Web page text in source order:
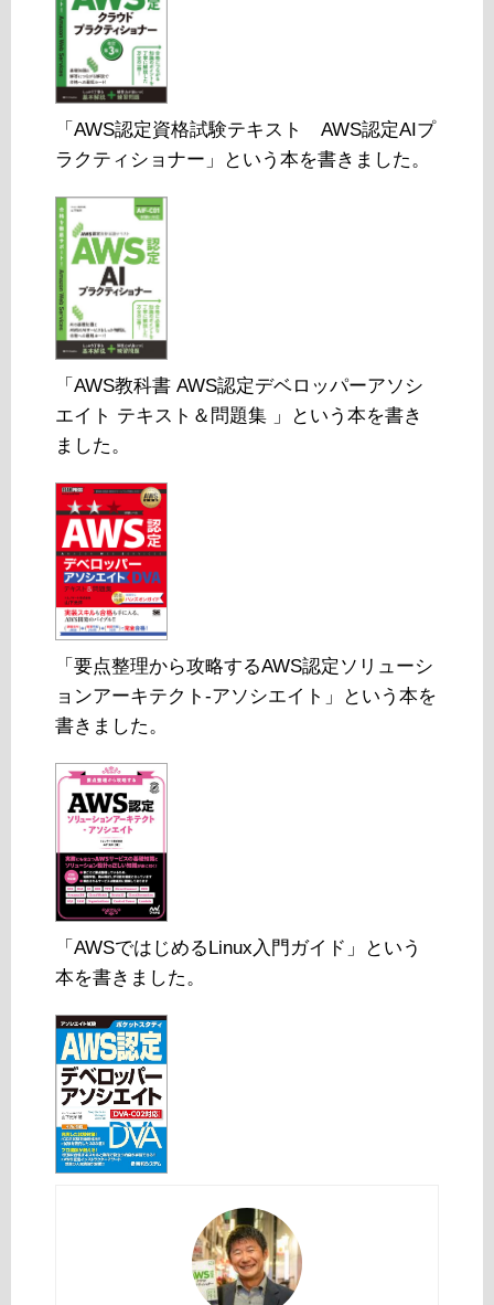
「AWS認定資格試験テキスト AWS認定AIプ
ラクティショナー」という本を書きました。
「AWS教科書 AWS認定デベロッパーアソシ
エイト テキスト＆問題集 」という本を書き
ました。
「要点整理から攻略するAWS認定ソリューシ
ョンアーキテクト-アソシエイト」という本を
書きました。
「AWSではじめるLinux入門ガイド」という
本を書きました。